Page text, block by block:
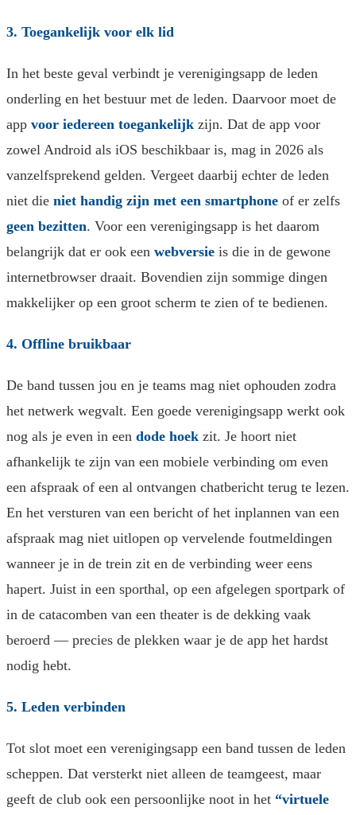
3. Toegankelijk voor elk lid
In het beste geval verbindt je verenigingsapp de leden
onderling en het bestuur met de leden. Daarvoor moet de
app voor iedereen toegankelijk zijn. Dat de app voor
zowel Android als iOS beschikbaar is, mag in 2026 als
vanzelfsprekend gelden. Vergeet daarbij echter de leden
niet die niet handig zijn met een smartphone of er zelfs
geen bezitten. Voor een verenigingsapp is het daarom
belangrijk dat er ook een webversie is die in de gewone
internetbrowser draait. Bovendien zijn sommige dingen
makkelijker op een groot scherm te zien of te bedienen.
4. Offline bruikbaar
De band tussen jou en je teams mag niet ophouden zodra
het netwerk wegvalt. Een goede verenigingsapp werkt ook
nog als je even in een dode hoek zit. Je hoort niet
afhankelijk te zijn van een mobiele verbinding om even
een afspraak of een al ontvangen chatbericht terug te lezen.
En het versturen van een bericht of het inplannen van een
afspraak mag niet uitlopen op vervelende foutmeldingen
wanneer je in de trein zit en de verbinding weer eens
hapert. Juist in een sporthal, op een afgelegen sportpark of
in de catacomben van een theater is de dekking vaak
beroerd — precies de plekken waar je de app het hardst
nodig hebt.
5. Leden verbinden
Tot slot moet een verenigingsapp een band tussen de leden
scheppen. Dat versterkt niet alleen de teamgeest, maar
geeft de club ook een persoonlijke noot in het “virtuele